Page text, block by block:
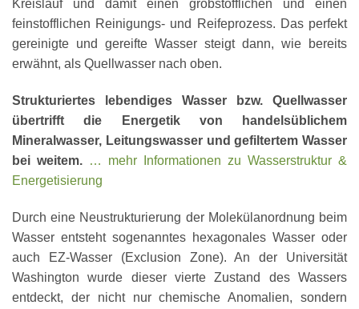
Kreislauf und damit einen grobstofflichen und einen
feinstofflichen Reinigungs- und Reifeprozess. Das perfekt
gereinigte und gereifte Wasser steigt dann, wie bereits
erwähnt, als Quellwasser nach oben.
Strukturiertes lebendiges Wasser bzw. Quellwasser
übertrifft die Energetik von handelsüblichem
Mineralwasser, Leitungswasser und gefiltertem Wasser
bei weitem. … mehr Informationen zu Wasserstruktur &
Energetisierung
Durch eine Neustrukturierung der Molekülanordnung beim
Wasser entsteht sogenanntes hexagonales Wasser oder
auch EZ-Wasser (Exclusion Zone). An der Universität
Washington wurde dieser vierte Zustand des Wassers
entdeckt, der nicht nur chemische Anomalien, sondern